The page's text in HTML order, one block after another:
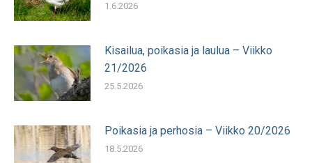
1.6.2026
Kisailua, poikasia ja laulua – Viikko
21/2026
25.5.2026
Poikasia ja perhosia – Viikko 20/2026
18.5.2026